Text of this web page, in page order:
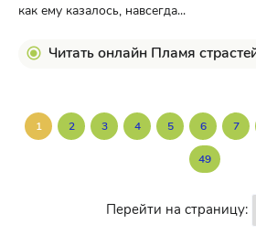
как ему казалось, навсегда...
Читать онлайн Пламя
1 2 3 4 5 6 7
49
Перейти на страницу: